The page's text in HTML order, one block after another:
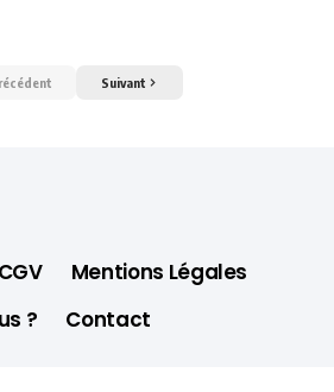
Suivant
CGV
Mentions Légales
?
Contact